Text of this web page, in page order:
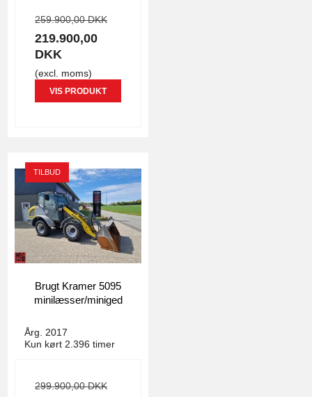
259.900,00 DKK
219.900,00
DKK
(excl. moms)
VIS PRODUKT
TILBUD
Brugt Kramer 5095
minilæsser/miniged
Årg. 2017
Kun kørt 2.396 timer
299.900,00 DKK